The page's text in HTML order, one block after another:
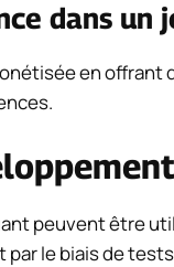
dans un
en
peuvent être
le biais de